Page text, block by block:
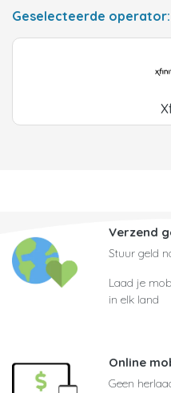
Geselecteerde
Verzend
Stuur geld
Laad je
in elk land
Online
Geen